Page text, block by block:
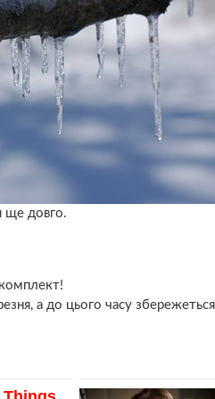
ще довго.
а до цього часу